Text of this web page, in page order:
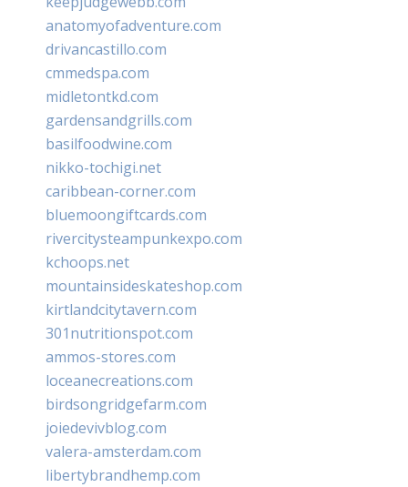
anatomyofadventure.com
drivancastillo.com
cmmedspa.com
midletontkd.com
gardensandgrills.com
basilfoodwine.com
nikko-tochigi.net
caribbean-corner.com
bluemoongiftcards.com
rivercitysteampunkexpo.com
kchoops.net
mountainsideskateshop.com
kirtlandcitytavern.com
301nutritionspot.com
ammos-stores.com
loceanecreations.com
birdsongridgefarm.com
joiedevivblog.com
valera-amsterdam.com
libertybrandhemp.com